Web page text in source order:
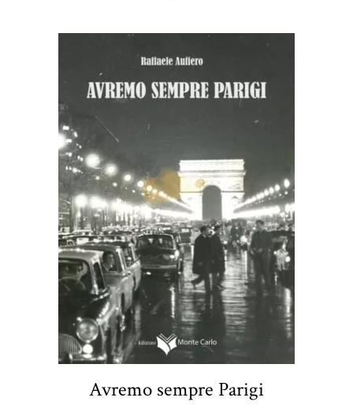
Avremo sempre Parigi